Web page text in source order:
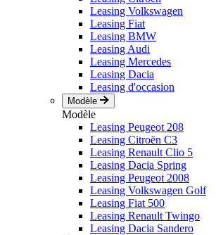
Leasing Volkswagen
Leasing Fiat
Leasing BMW
Leasing Audi
Leasing Mercedes
Leasing Dacia
Leasing d'occasion
Modèle
Modèle
Leasing Peugeot 208
Leasing Citroën C3
Leasing Renault Clio 5
Leasing Dacia Spring
Leasing Peugeot 2008
Leasing Volkswagen Golf
Leasing Fiat 500
Leasing Renault Twingo
Leasing Dacia Sandero